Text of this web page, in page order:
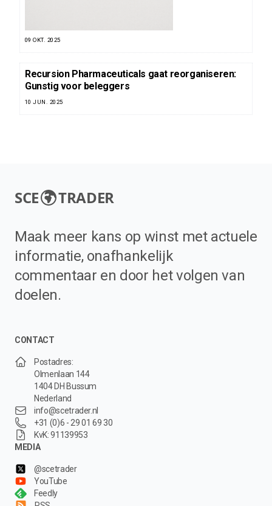
09 OKT. 2025
Recursion Pharmaceuticals gaat reorganiseren:
Gunstig voor beleggers
10 JUN. 2025
SCE TRADER
Maak meer kans op winst met actuele
informatie, onafhankelijk
commentaar en door het volgen van
doelen.
CONTACT
Postadres:
Olmenlaan 144
1404 DH Bussum
Nederland
info@scetrader.nl
+31 (0)6 - 29 01 69 30
KvK: 91139953
MEDIA
@scetrader
YouTube
Feedly